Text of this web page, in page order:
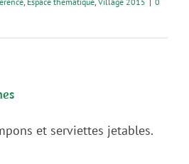
et serviettes jetables.